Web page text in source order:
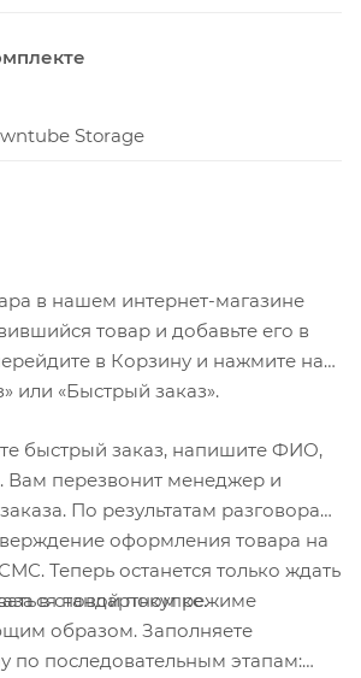
Storage
в нашем интернет-магазине
товар и добавьте его в
в Корзину и нажмите на
или «Быстрый заказ».
быстрый заказ, напишите ФИО,
Вам перезвонит менеджер и
По результатам разговора
оформления товара на
Теперь останется только ждать
новой покупке.
в стандартном режиме
образом. Заполняете
по последовательным этапам: